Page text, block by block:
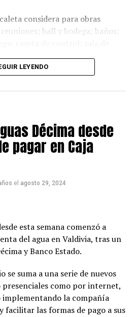
considera para obras
hall y bodega; baños;
marítimas, considera un
y una escollera.
LEYENDO
Décima desde
pagar en Caja
el agosto 29, 2024
esta semana comenzó a
del agua en Valdivia, tras un
y Banco Estado.
se suma a una serie de nuevos
presenciales como por internet,
implementando la compañía
facilitar las formas de pago a sus